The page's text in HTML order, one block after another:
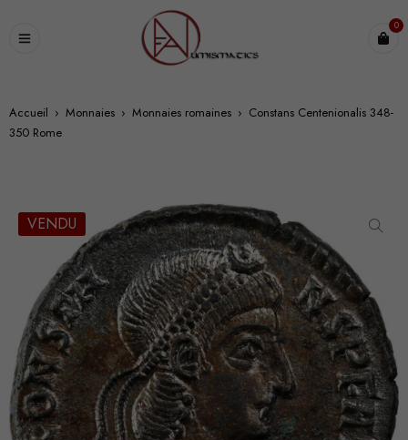
0
Accueil › Monnaies › Monnaies romaines › Constans Centenionalis 348-
350 Rome
VENDU